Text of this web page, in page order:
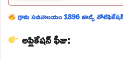
గ్రామ సచివాలయం 1896 జాబ్స్
అప్లికేషన్ ఫీజు: